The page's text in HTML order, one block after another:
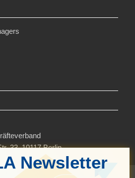
33, 10117 Berlin
0
Newsletter